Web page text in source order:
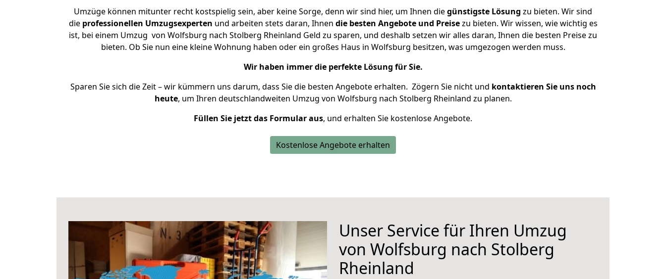
Umzüge können mitunter recht kostspielig sein, aber keine Sorge, denn wir sind hier, um Ihnen diegünstigste Lösung zu bieten. Wir sind
die professionellen Umzugsexperten und arbeiten stets daran, Ihnen die besten Angebote und Preisezu bieten. Wir wissen, wie wichtig es
ist, bei einem Umzug von Wolfsburg nach Stolberg Rheinland Geld zu sparen, und deshalb setzen wir alles daran, Ihnen die besten Preise zu
bieten. Ob Sie nun eine kleine Wohnung haben oder ein großes Haus in Wolfsburg besitzen, was umgezogen werden muss.
Wir haben immer die perfekte Lösung für Sie.
Sparen Sie sich die Zeit – wir kümmern uns darum, dass Sie die besten Angebote erhalten. Zögern Sie nicht und kontaktieren Sie uns noch
heute, um Ihren deutschlandweiten Umzug von Wolfsburg nach Stolberg Rheinland zu planen.
Füllen Sie jetzt das Formular aus, und erhalten Sie kostenlose Angebote.
Kostenlose Angebote erhalten
Unser Service für Ihren Umzug
von Wolfsburg nach Stolberg
Rheinland